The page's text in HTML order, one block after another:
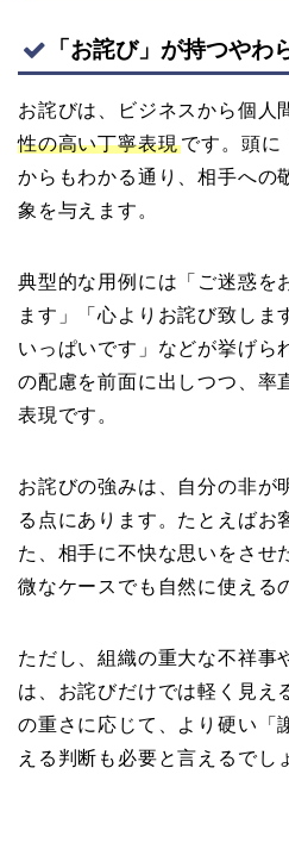
「お詫び」が持つやわ
お詫びは、ビジネスから個人
性の高い丁寧表現 です。頭に
からもわかる通り、相手への
象を与えます。
典型的な用例には「ご迷惑を
ます」「心よりお詫び致しま
いっぱいです」などが挙げら
の配慮を前面に出しつつ、率
表現です。
お詫びの強みは、自分の非が
る点にあります。たとえばお
た、相手に不快な思いをさせ
微なケースでも自然に使える
ただし、組織の重大な不祥事
は、お詫びだけでは軽く見え
の重さに応じて、より硬い「
える判断も必要と言えるでし